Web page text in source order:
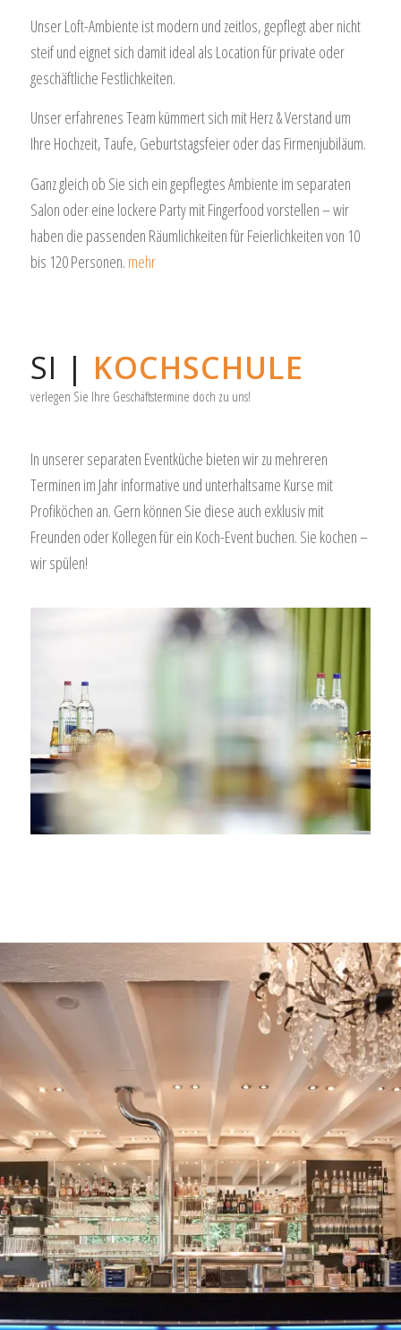
Unser Loft-Ambiente ist modern und zeitlos, gepflegt aber nicht
steif und eignet sich damit ideal als Location für private oder
geschäftliche Festlichkeiten.
Unser erfahrenes Team kümmert sich mit Herz & Verstand um
Ihre Hochzeit, Taufe, Geburtstagsfeier oder das Firmenjubiläum.
Ganz gleich ob Sie sich ein gepflegtes Ambiente im separaten
Salon oder eine lockere Party mit Fingerfood vorstellen – wir
haben die passenden Räumlichkeiten für Feierlichkeiten von 10
bis 120 Personen. mehr
SI | KOCHSCHULE
verlegen Sie Ihre Geschäftstermine doch zu uns!
In unserer separaten Eventküche bieten wir zu mehreren
Terminen im Jahr informative und unterhaltsame Kurse mit
Profiköchen an. Gern können Sie diese auch exklusiv mit
Freunden oder Kollegen für ein Koch-Event buchen. Sie kochen –
wir spülen!